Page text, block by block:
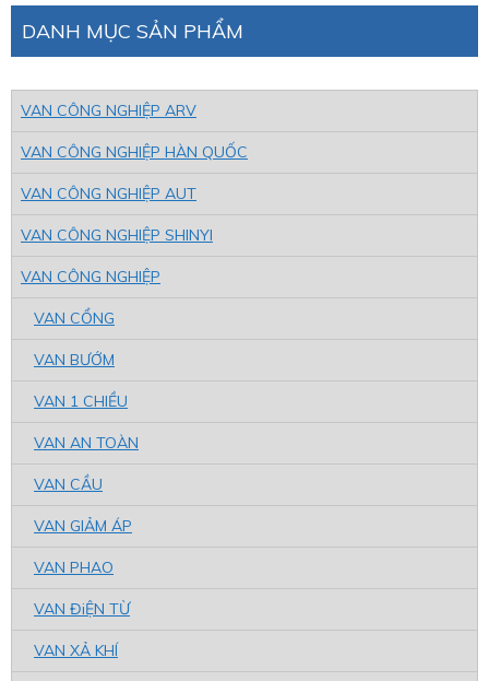
DANH MỤC SẢN PHẨM
VAN CÔNG NGHIỆP ARV
VAN CÔNG NGHIỆP HÀN QUỐC
VAN CÔNG NGHIỆP AUT
VAN CÔNG NGHIỆP SHINYI
VAN CÔNG NGHIỆP
VAN CỔNG
VAN BƯỚM
VAN 1 CHIỀU
VAN AN TOÀN
VAN CẦU
VAN GIẢM ÁP
VAN PHAO
VAN ĐiỆN TỪ
VAN XẢ KHÍ